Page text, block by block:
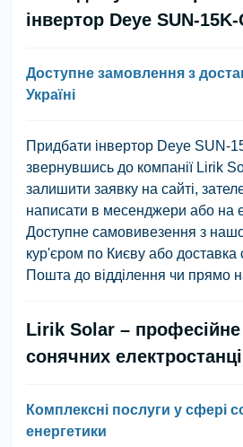
інвертор Deye SUN-
Доступне замовлення з
Україні
Придбати інвертор Deye SUN-
звернувшись до компанії Lirik
залишити заявку на сайті,
написати в месенджери або на
Доступне самовивезення з
кур'єром по Києву або
Пошта до відділення чи прямо
Lirik Solar –
сонячних
Комплексні послуги у сфері
енергетики